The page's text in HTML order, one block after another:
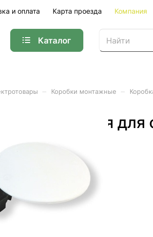
и оплата Карта проезда Компания
Каталог
Коробки монтажные